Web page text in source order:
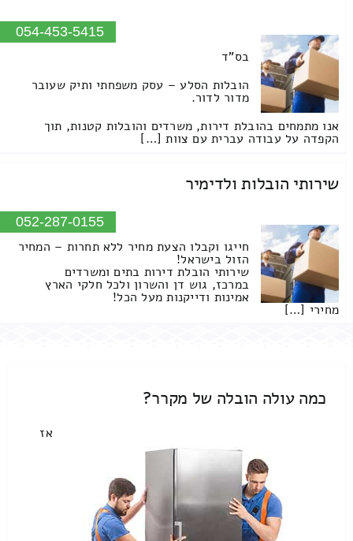
054-453-5415
בס"ד
הובלות הסלע – עסק משפחתי ותיק שעובר
מדור לדור.
אנו מתמחים בהובלת דירות, משרדים והובלות קטנות, תוך
הקפדה על עבודה עברית עם צוות […]
שירותי הובלות ולדימיר
052-287-0155
חייגו וקבלו הצעת מחיר ללא תחרות – המחיר
הזול בישראל!
שירותי הובלת דירות בתים ומשרדים
במרכז, גוש דן והשרון ולכל חלקי הארץ
אמינות ודייקנות מעל הכל!
מחירי […]
כמה עולה הובלה של מקרר?
אז